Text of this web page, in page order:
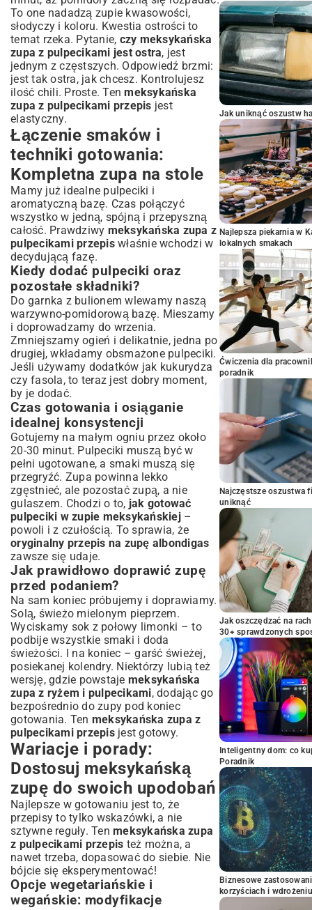
To one nadadzą zupie kwasowości,
słodyczy i koloru. Kwestia ostrości to
temat rzeka. Pytanie, czy meksykańska
zupa z pulpecikami jest ostra, jest
jednym z częstszych. Odpowiedź brzmi:
jest tak ostra, jak chcesz. Kontrolujesz
ilość chili. Proste. Tenmeksykańska
zupa z pulpecikami przepis jest
elastyczny.
Łączenie smaków i
techniki gotowania:
Kompletna zupa na stole
Mamy już idealne pulpeciki i
aromatyczną bazę. Czas połączyć
wszystko w jedną, spójną i przepyszną
całość. Prawdziwy meksykańska zupa z
pulpecikami przepiswłaśnie wchodzi w
decydującą fazę.
Kiedy dodać pulpeciki oraz
pozostałe składniki?
Do garnka z bulionem wlewamy naszą
warzywno-pomidorową bazę. Mieszamy
i doprowadzamy do wrzenia.
Zmniejszamy ogień i delikatnie, jedna po
drugiej, wkładamy obsmażone pulpeciki.
Jeśli używamy dodatków jak kukurydza
czy fasola, to teraz jest dobry moment,
by je dodać.
Czas gotowania i osiąganie
idealnej konsystencji
Gotujemy na małym ogniu przez około
20-30 minut. Pulpeciki muszą być w
pełni ugotowane, a smaki muszą się
przegryźć. Zupa powinna lekko
zgęstnieć, ale pozostać zupą, a nie
gulaszem. Chodzi o to, jak gotować
pulpeciki w zupie meksykańskiej–
powoli i z czułością. To sprawia, że
oryginalny przepis na zupę albondigas
zawsze się udaje.
Jak prawidłowo doprawić zupę
przed podaniem?
Na sam koniec próbujemy i doprawiamy.
Solą, świeżo mielonym pieprzem.
Wyciskamy sok z połowy limonki – to
podbije wszystkie smaki i doda
świeżości. I na koniec – garść świeżej,
posiekanej kolendry. Niektórzy lubią też
wersję, gdzie powstaje meksykańska
zupa z ryżem i pulpecikami, dodając go
bezpośrednio do zupy pod koniec
gotowania. Ten meksykańska zupa z
pulpecikami przepisjest gotowy.
Wariacje i porady:
Dostosuj meksykańską
zupę do swoich upodobań
Najlepsze w gotowaniu jest to, że
przepisy to tylko wskazówki, a nie
sztywne reguły. Ten meksykańska zupa
z pulpecikami przepis też można, a
nawet trzeba, dopasować do siebie. Nie
bójcie się eksperymentować!
Opcje wegetariańskie i
wegańskie: modyfikacje
Jak uniknąć oszustw
Najlepsza piekarnia w
lokalnych smakach
Ćwiczenia dla
poradnik
Najczęstsze oszustwa
uniknąć
Jak oszczędzać na
30+ sprawdzonych
Inteligentny dom: co
Poradnik
Biznesowe
korzyściach i wdrożeniu